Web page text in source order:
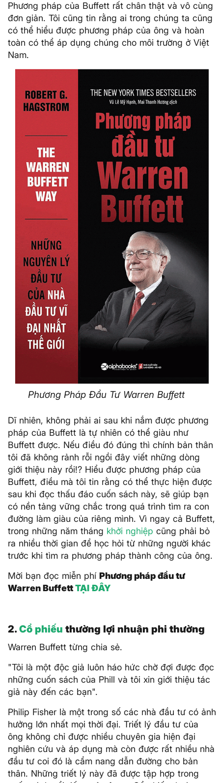
Phương pháp của Buffett rất chân thật và vô cùng
đơn giản. Tôi cũng tin rằng ai trong chúng ta cũng
có thể hiểu được phương pháp của ông và hoàn
toàn có thể áp dụng chúng cho môi trường ở Việt
Nam.
Phương Pháp Đầu Tư Warren Buffett
Dĩ nhiên, không phải ai sau khi nắm được phương
pháp của Buffett là tự nhiên có thể giàu như
Buffett được. Nếu điều đó đúng thì chính bản thân
tôi đã không rảnh rỗi ngồi đây viết những dòng
giới thiệu này rồi!? Hiểu được phương pháp của
Buffett, điều mà tôi tin rằng có thể thực hiện được
sau khi đọc thấu đáo cuốn sách này, sẽ giúp bạn
có nền tảng vững chắc trong quá trình tìm ra con
đường làm giàu của riêng mình. Vì ngay cả Buffett,
trong những năm tháng khởi nghiệp cũng phải bỏ
ra nhiều thời gian để học hỏi từ những người khác
trước khi tìm ra phương pháp thành công của ông.
Mời bạn đọc miễn phí Phương pháp đầu tư
Warren BuffettTẠI ĐÂY
2. Cổ phiếu thường lợi nhuận phi thường
Warren Buffett từng chia sẻ.
"Tôi là một độc giả luôn háo hức chờ đợi được đọc
những cuốn sách của Phill và tôi xin giới thiệu tác
giả này đến các bạn".
Philip Fisher là một trong số các nhà đầu tư có ảnh
hưởng lớn nhất mọi thời đại. Triết lý đầu tư của
ông không chỉ được nhiều chuyên gia hiện đại
nghiên cứu và áp dụng mà còn được rất nhiều nhà
đầu tư coi đó là cẩm nang dẫn đường cho bản
thân. Những triết lý này đã được tập hợp trong